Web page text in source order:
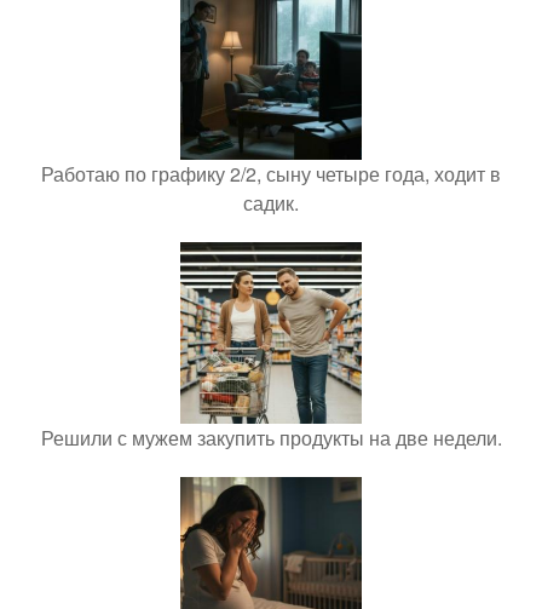
Работаю по графику 2/2, сыну четыре года, ходит в
садик.
Решили с мужем закупить продукты на две недели.